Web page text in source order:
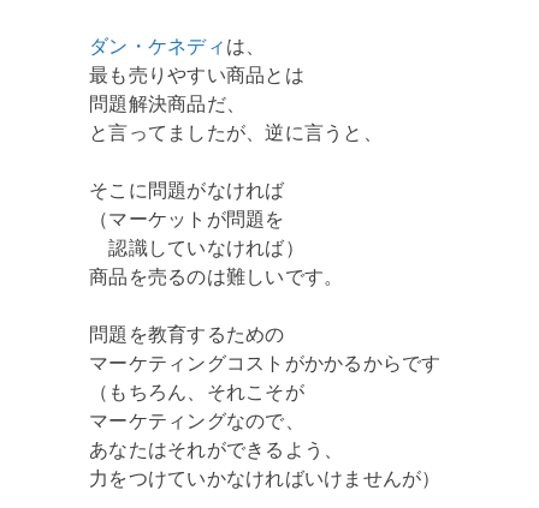
ダン・ケネディ は、
最も売りやすい商品とは
問題解決商品だ、
と言ってましたが、逆に言うと、
そこに問題がなければ
（マーケットが問題を
認識していなければ）
商品を売るのは難しいです。
問題を教育するための
マーケティングコストがかかるからです
（もちろん、それこそが
マーケティングなので、
あなたはそれができるよう、
力をつけていかなければいけませんが）